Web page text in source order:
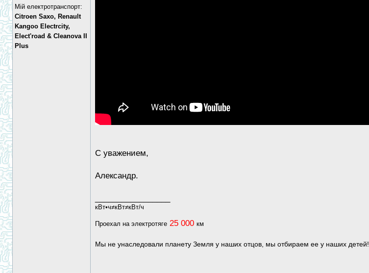
Мій електротранспорт:
Citroen Saxo, Renault
Kangoo Electrcity,
Elect'road & Cleanova II
Plus
С уважением,
Александр.
кВт•ч≠кВт≠кВт/ч
Проехал на электротяге 25 000 км
Мы не унаследовали планету Земля у наших отцов, мы отбираем ее у наших детей!